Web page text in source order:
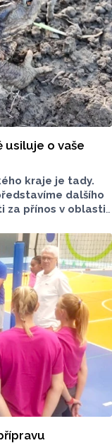
usiluje o vaše
kraje je tady.
dalšího
za přínos v oblasti
Významný počin
osoba.